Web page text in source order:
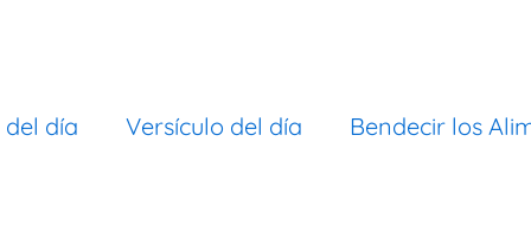
día Versículo del día Bendecir los